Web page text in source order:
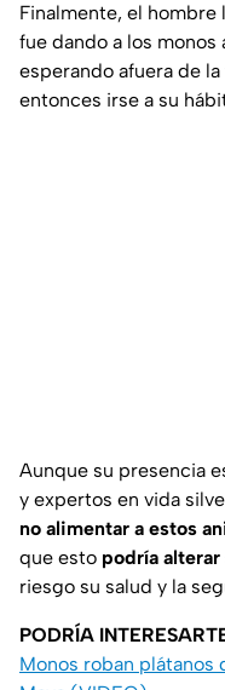
Finalmente, el
fue dando a los monos
esperando afuera de
entonces irse a su
Aunque su presencia
y expertos en vida
no alimentar a estos
que esto podría
riesgo su salud y la
PODRÍA
Monos roban plátanos